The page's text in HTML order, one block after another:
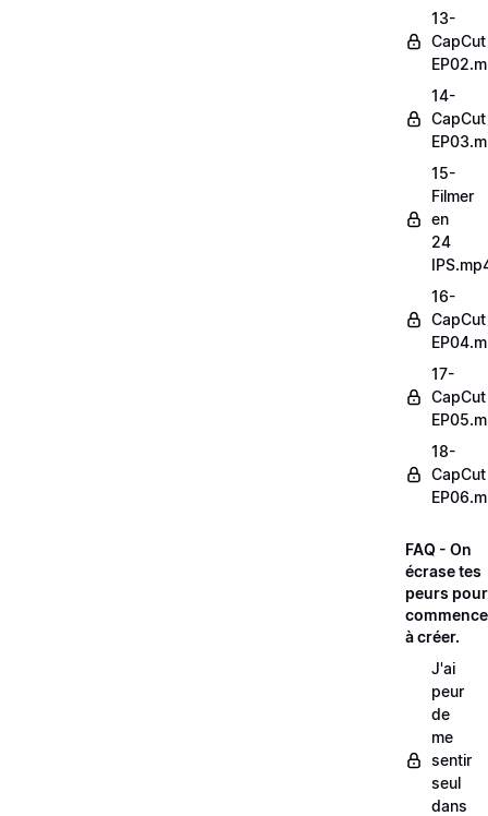
13-
CapCut
14-
CapCut
15-
Filmer
en
24
16-
CapCut
17-
CapCut
18-
CapCut
FAQ - On
écrase tes
peurs pour
à créer.
J'ai
peur
de
me
sentir
seul
dans